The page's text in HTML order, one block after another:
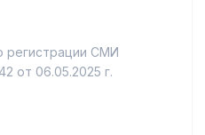
регистрации СМИ
от 06.05.2025 г.